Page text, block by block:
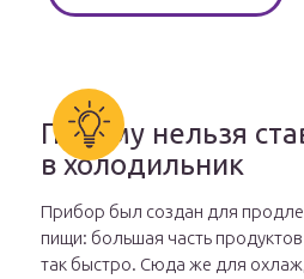
Почему нельзя
в холодильник
Прибор был создан для
пищи: большая часть
так быстро. Сюда же для